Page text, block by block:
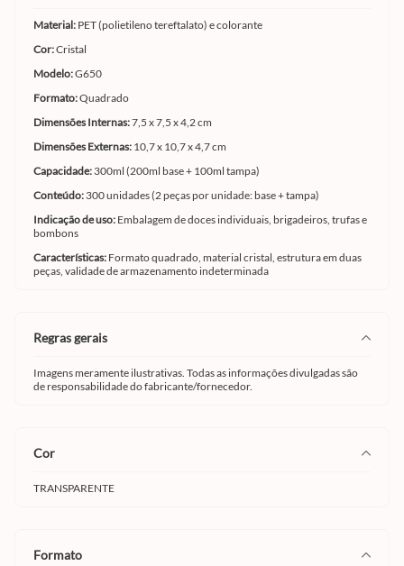
Material: PET (polietileno tereftalato) e colorante
Cor:Cristal
Modelo:G650
Formato:Quadrado
Dimensões Internas:7,5 x 7,5 x 4,2 cm
Dimensões Externas: 10,7 x 10,7 x 4,7 cm
Capacidade: 300ml (200ml base + 100ml tampa)
Conteúdo: 300 unidades (2 peças por unidade: base + tampa)
Indicação de uso: Embalagem de doces individuais, brigadeiros, trufas e
bombons
Características: Formato quadrado, material cristal, estrutura em duas
peças, validade de armazenamento indeterminada
regras gerais
Imagens meramente ilustrativas. Todas as informações divulgadas são
de responsabilidade do fabricante/fornecedor.
cor
TRANSPARENTE
formato